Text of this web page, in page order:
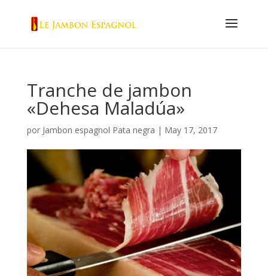
Tranche de jambon
«Dehesa Maladúa»
por Jambon espagnol Pata negra | May 17, 2017